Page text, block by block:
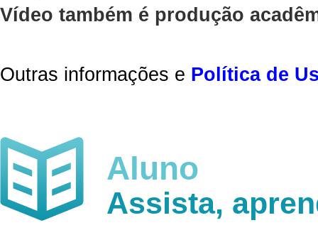
Vídeo também é produção
Outras informações e Política de
Aluno
Assista,